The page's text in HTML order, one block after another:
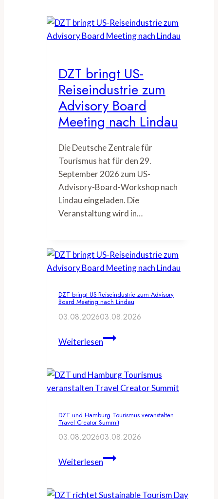
DZT bringt US-
Reiseindustrie zum
Advisory Board
Meeting nach Lindau
Die Deutsche Zentrale für
Tourismus hat für den 29.
September 2026 zum US-
Advisory-Board-Workshop nach
Lindau eingeladen. Die
Veranstaltung wird in…
DZT bringt US-Reiseindustrie zum Advisory
Board Meeting nach Lindau
03.08.202603.08.2026
WeiterlesenDZT
Reiseindustrie
zum
Board
nach
Lindau
DZT und Hamburg Tourismus veranstalten
Travel Creator Summit
03.08.202603.08.2026
WeiterlesenDZT
Tourismus